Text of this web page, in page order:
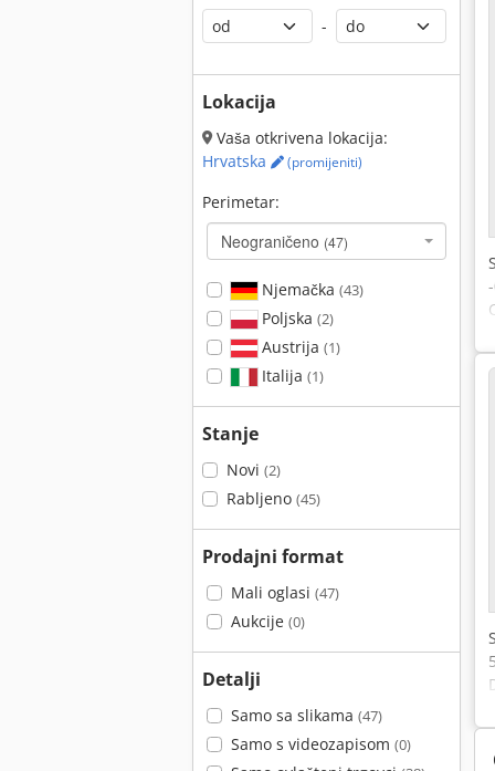
-
Lokacija
Vaša otkrivena lokacija:
Hrvatska
(promijeniti)
Perimetar:
Neograničeno (47)
Njemačka (43)
Poljska (2)
Austrija (1)
Italija (1)
Stanje
Novi (2)
Rabljeno (45)
Prodajni format
Mali oglasi (47)
Aukcije (0)
Detalji
Samo sa slikama (47)
Samo s videozapisom (0)